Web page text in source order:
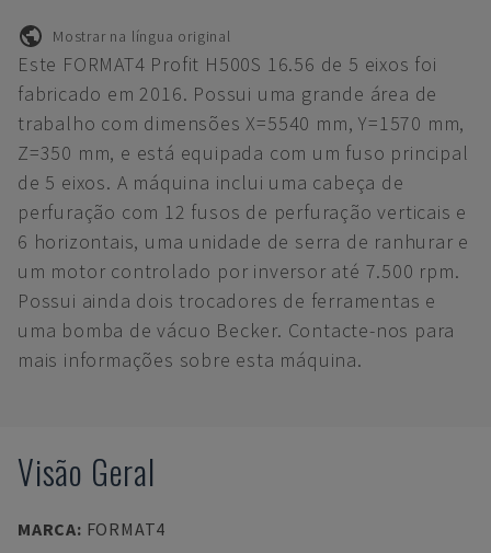
Mostrar na língua original
Este FORMAT4 Profit H500S 16.56 de 5 eixos foi
fabricado em 2016. Possui uma grande área de
trabalho com dimensões X=5540 mm, Y=1570 mm,
Z=350 mm, e está equipada com um fuso principal
de 5 eixos. A máquina inclui uma cabeça de
perfuração com 12 fusos de perfuração verticais e
6 horizontais, uma unidade de serra de ranhurar e
um motor controlado por inversor até 7.500 rpm.
Possui ainda dois trocadores de ferramentas e
uma bomba de vácuo Becker. Contacte-nos para
mais informações sobre esta máquina.
Visão Geral
MARCA: FORMAT4